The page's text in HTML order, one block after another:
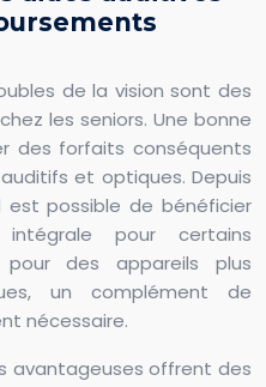
de la vision sont des
les seniors. Une bonne
des forfaits conséquents
et optiques. Depuis
est possible de bénéficier
pour certains
pour des appareils plus
un complément de
nécessaire.
avantageuses offrent des